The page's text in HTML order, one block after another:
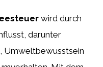
wird durch
darunter
Umweltbewusstsein